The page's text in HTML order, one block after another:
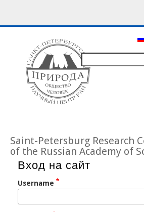
Saint-Petersburg Research
of the Russian Academy of
Вход на сайт
Username